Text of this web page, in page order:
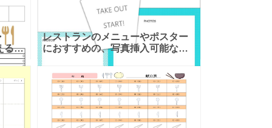
る請
入
請
レストランのメニューやポスター
におすすめの、写真挿入可能なお
しゃれなテンプレート！ 個人経営
のお店などで使える、ポスターの
テンプレートです。テイクアウト
や、ソー